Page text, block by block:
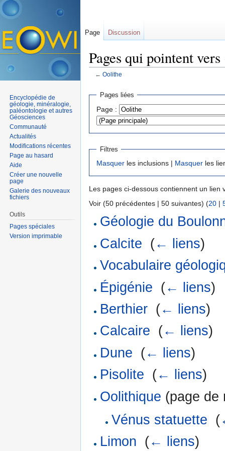
Pages qui pointent
← Oolithe
Pages liées
Page :
Filtres
Masquer les inclusions | Masquer les
Les pages ci-dessous contiennent un lien
Voir (50 précédentes | 50 suivantes) (20 |
Géologie du
Calcite (← liens)
Vocabulaire
Épigénie (← liens)
Berthier (← liens)
Calcaire (← liens)
Dune (← liens)
Pisolite (← liens)
Oolithique (page
Vénus statuette (
Limon (← liens)
Page Discussion
Encyclopédie de
géologie, minéralogie,
paléontologie et autres
Géosciences
Communauté
Actualités
Modifications récentes
Page au hasard
Aide
Créer une nouvelle
page
Galerie des nouveaux
fichiers
Outils
Pages spéciales
Version imprimable